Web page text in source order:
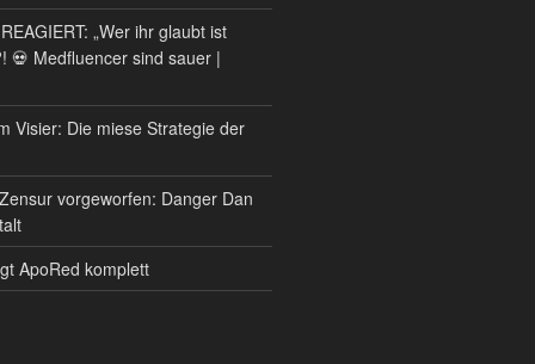
„Wer ihr glaubt ist
💀 Medfluencer sind sauer |
Visier: Die miese Strategie der
vorgeworfen: Danger Dan
ApoRed komplett